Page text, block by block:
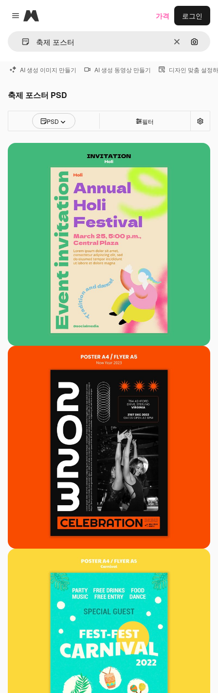
Close menu
Magnific
지우기이미지
가격 로그인
AI 생성 이미지 만들기 AI 생성 동영상 만들기 디자인 맞춤 설정
축제 포스터 PSD
PSD 필터